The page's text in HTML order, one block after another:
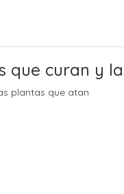
que curan y
plantas que atan